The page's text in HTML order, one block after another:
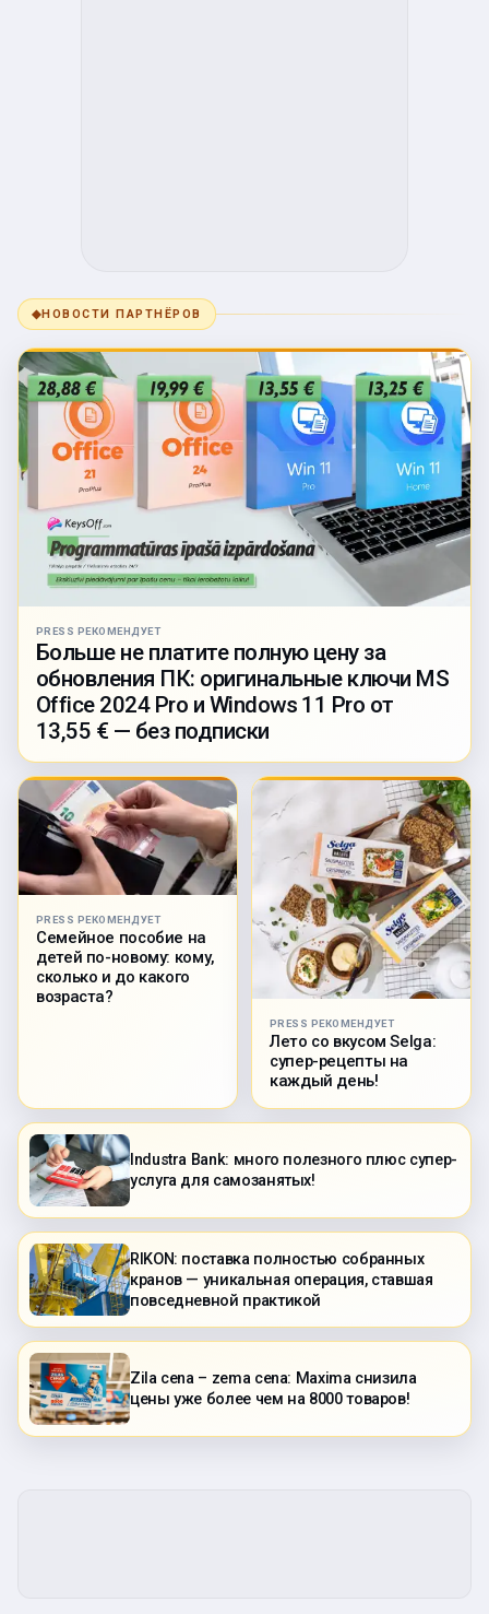
◆НОВОСТИ ПАРТНЁРОВ
PRESS РЕКОМЕНДУЕТ
Больше не платите полную цену за
обновления ПК: оригинальные ключи MS
Office 2024 Pro и Windows 11 Pro от
13,55 € — без подписки
PRESS РЕКОМЕНДУЕТ
Семейное пособие на
детей по-новому: кому,
сколько и до какого
возраста?
PRESS РЕКОМЕНДУЕТ
Лето со вкусом Selga:
супер-рецепты на
каждый день!
Industra Bank: много полезного плюс супер-
услуга для самозанятых!
RIKON: поставка полностью собранных
кранов — уникальная операция, ставшая
повседневной практикой
Zila cena – zema cena: Maxima снизила
цены уже более чем на 8000 товаров!